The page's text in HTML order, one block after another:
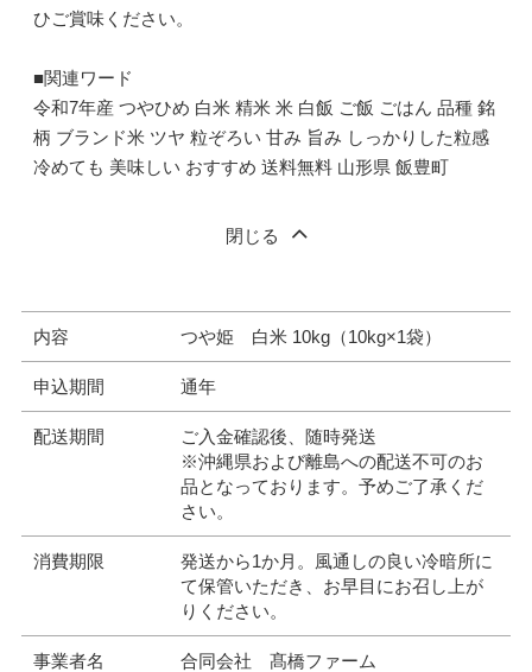
ひご賞味ください。
■関連ワード
令和7年産 つやひめ 白米 精米 米 白飯 ご飯 ごはん 品種 銘
柄 ブランド米 ツヤ 粒ぞろい 甘み 旨み しっかりした粒感
冷めても 美味しい おすすめ 送料無料 山形県 飯豊町
閉じる
内容 つや姫 白米 10kg（10kg×1袋）
申込期間 通年
配送期間
ご入金確認後、随時発送
※沖縄県および離島への配送不可のお
品となっております。予めご了承くだ
さい。
消費期限
発送から1か月。風通しの良い冷暗所に
て保管いただき、お早目にお召し上が
りください。
事業者名 合同会社 髙橋ファーム